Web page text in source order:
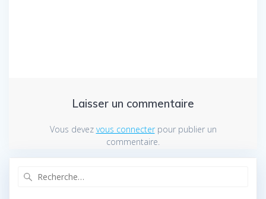
Laisser un commentaire
Vous devez vous connecterpour publier un
commentaire.